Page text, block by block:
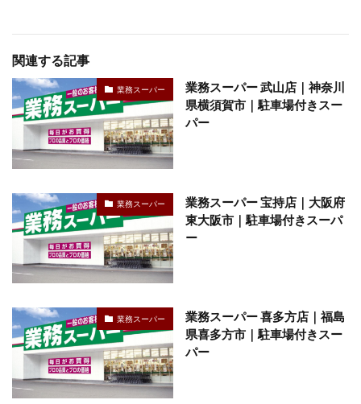
関連する記事
業務スーパー
業務スーパー 武山店｜神奈川
県横須賀市｜駐車場付きスー
パー
業務スーパー
業務スーパー 宝持店｜大阪府
東大阪市｜駐車場付きスーパ
ー
業務スーパー
業務スーパー 喜多方店｜福島
県喜多方市｜駐車場付きスー
パー